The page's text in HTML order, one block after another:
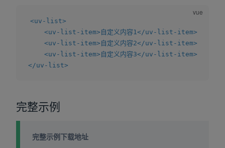
<uv-list>
<uv-list-item> 自定义内容1 </uv-list-item>
<uv-list-item> 自定义内容2</uv-list-item>
<uv-list-item> 自定义内容3</uv-list-item>
</uv-list>
完整示例
完整示例下载地址